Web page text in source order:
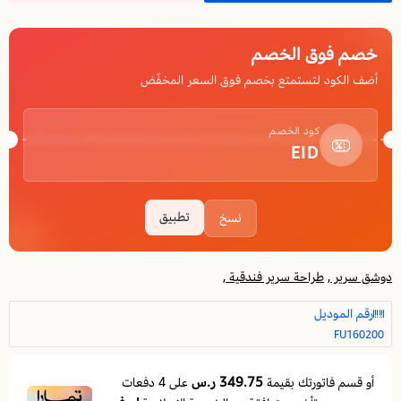
خصم فوق الخصم
أضف الكود لتستمتع بخصم فوق السعر المخفّض
كود الخصم
EID
نسخ تطبيق
دوشق سرير ,طراحة سرير فندقية ,
رقم الموديل
FU160200
أو قسم فاتورتك بقيمة349.75 ر.س على4دفعات